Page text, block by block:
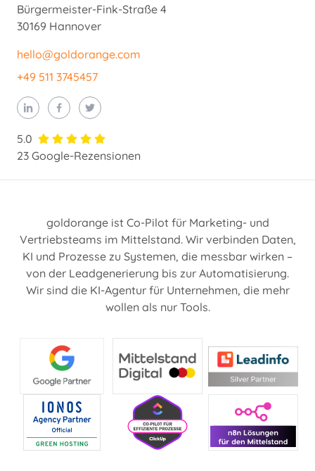
Bürgermeister-Fink-Straße 4
30169 Hannover
hello@goldorange.com
+49 511 3745457
5.0
23 Google-Rezensionen
goldorange ist Co-Pilot für Marketing- und
Vertriebsteams im Mittelstand. Wir verbinden Daten,
KI und Prozesse zu Systemen, die messbar wirken –
von der Leadgenerierung bis zur Automatisierung.
Wir sind die KI-Agentur für Unternehmen, die mehr
wollen als nur Tools.